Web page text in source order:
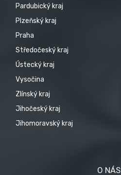
Pardubický kraj
Plzeňský kraj
Praha
Středočeský kraj
Ústecký kraj
Vysočina
Zlínský kraj
Jihočeský kraj
Jihomoravský kraj
O NÁS